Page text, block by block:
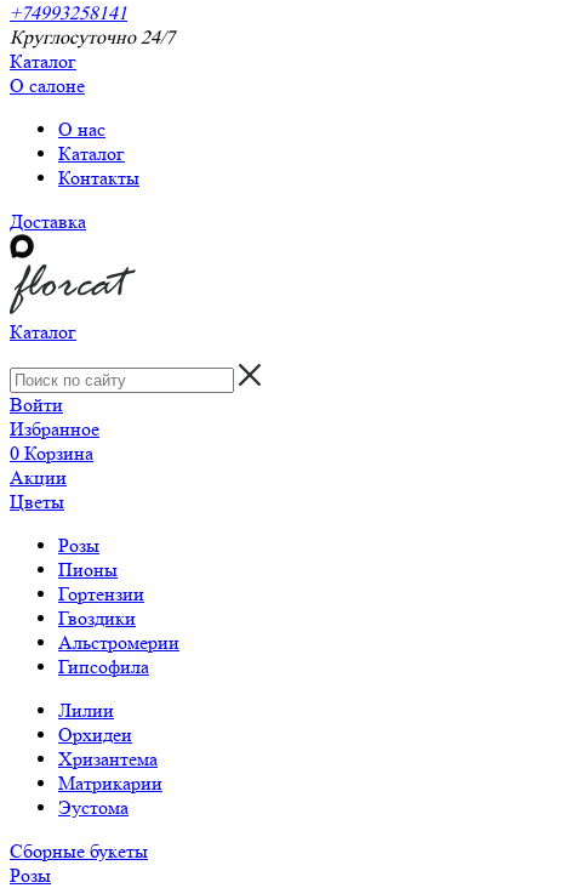
+74993258141
Круглосуточно 24/7
Каталог
О салоне
О нас
Каталог
Контакты
Доставка
Каталог
Войти
Избранное
0 Корзина
Акции
Цветы
Розы
Пионы
Гортензии
Гвоздики
Альстромерии
Гипсофила
Лилии
Орхидеи
Хризантема
Матрикарии
Эустома
Сборные букеты
Розы